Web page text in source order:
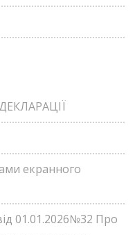
екранного
01.01.2026№32 Про